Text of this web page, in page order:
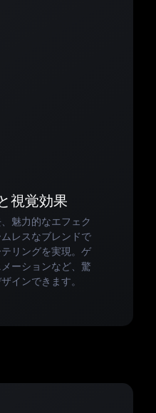
視覚効果
魅力的なエフェク
レスなブレンドで
リングを実現。ゲ
ーションなど、驚
インできます。